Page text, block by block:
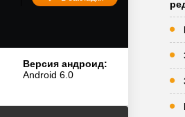
Версия андроид:
Android 6.0